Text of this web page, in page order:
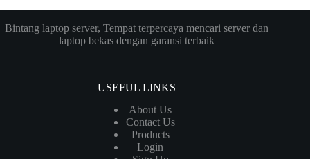
Bintang laptop server, Tempat terpercaya mencari server dan
laptop bekas dengan garansi terbaik
USEFUL LINKS
About Us
Contact Us
Products
Login